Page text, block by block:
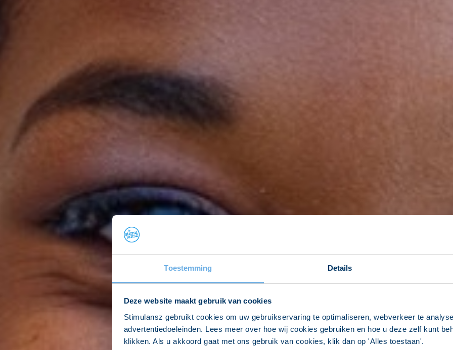
Toestemming Details
Deze website maakt gebruik van cookies
Stimulansz gebruikt cookies om uw gebruikservaring te optimaliseren, webverkeer te
advertentiedoeleinden. Lees meer over hoe wij cookies gebruiken en hoe u deze zelf kunt
klikken. Als u akkoord gaat met ons gebruik van cookies, klik dan op 'Alles toestaan'.